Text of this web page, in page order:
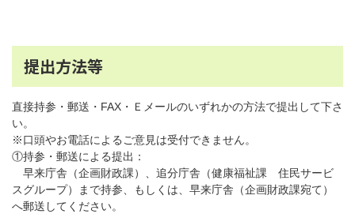
提出方法等
直接持参・郵送・FAX・Ｅメールのいずれかの方法で提出して下さ
い。
※口頭やお電話によるご意見は受付できません。
①持参・郵送による提出：
早来庁舎（企画財政課）、追分庁舎（健康福祉課 住民サービ
スグループ）まで持参、もしくは、早来庁舎（企画財政課宛て）
へ郵送してください。